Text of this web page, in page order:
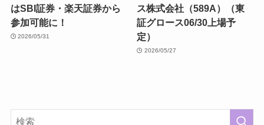
はSBI証券・楽天証券から
参加可能に！
2026/05/31
ス株式会社（589A）（東
証グロース06/30上場予
定）
2026/05/27